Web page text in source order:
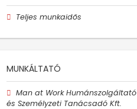
Teljes munkaidős
MUNKÁLTATÓ
Man at Work Humánszolgáltató
és Személyzeti Tanácsadó Kft.